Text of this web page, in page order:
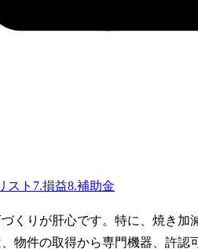
スト 7.損益8.補助金
くりが肝心です。特に、焼き
物件の取得から専門機器、許